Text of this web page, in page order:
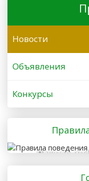
Новости
Объявления
Конкурсы
Важная